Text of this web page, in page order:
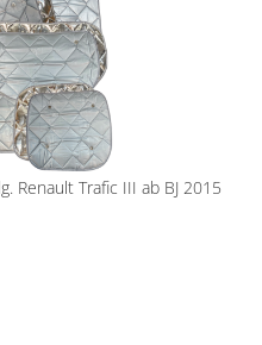
Renault Trafic III ab BJ 2015